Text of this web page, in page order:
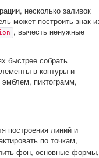
несколько заливок
может построить знак
, вычесть ненужные
быстрее собрать
в контуры и
пиктограмм,
построения линий и
по точкам,
фон, основные формы,